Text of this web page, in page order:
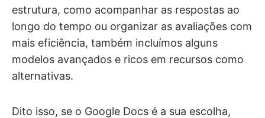
estrutura, como acompanhar as respostas ao
longo do tempo ou organizar as avaliações com
mais eficiência, também incluímos alguns
modelos avançados e ricos em recursos como
alternativas.
Dito isso, se o Google Docs é a sua escolha,